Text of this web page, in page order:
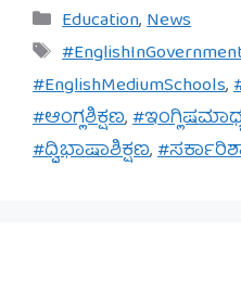
Categories
Education,News
Tags
#EnglishMediumSchools,
#ಆಂಗ್ಲಶಿಕ್ಷಣ,
#ದ್ವಿಭಾಷಾಶಿಕ್ಷಣ,